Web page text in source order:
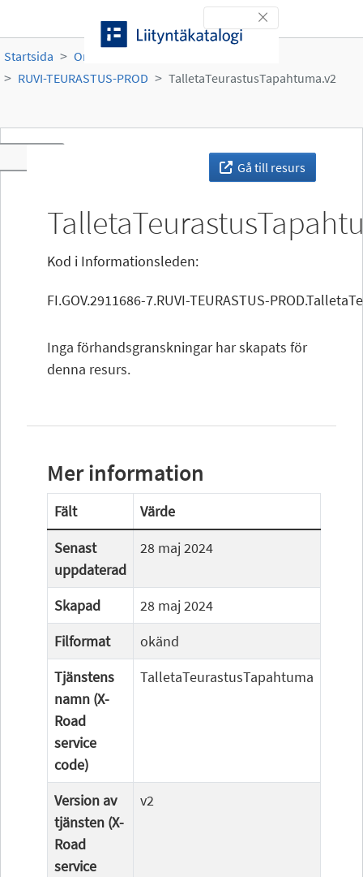
Toggle navigation
Startsida Organisationer
RUVI-TEURASTUS-PROD
TalletaTeurastusTapahtuma.v2
Gå till resurs
Kod i Informationsleden:
FI.GOV.2911686-7.RUVI-TEURASTUS-
Inga förhandsgranskningar har skapats för
denna resurs.
Mer information
Fält
Värde
Senast
uppdaterad
28 maj 2024
Skapad
28 maj 2024
Filformat
okänd
Tjänstens
namn (X-
Road
service
code)
TalletaTeurastusTapahtuma
Version av
tjänsten (X-
Road
service
v2